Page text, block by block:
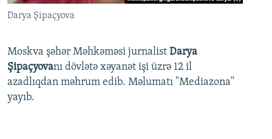
Darya Şipaçyova
Moskva şəhər Məhkəməsi jurnalist Darya
Şipaçyovanı dövlətə xəyanət işi üzrə 12 il
azadlıqdan məhrum edib. Məlumatı "Mediazona"
yayıb.